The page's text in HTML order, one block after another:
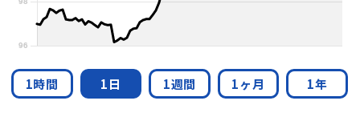
1時間 1日 1週間 1ヶ月 1年